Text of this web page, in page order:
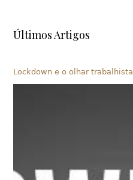
Últimos Artigos
Lockdown e o olhar trabalhista